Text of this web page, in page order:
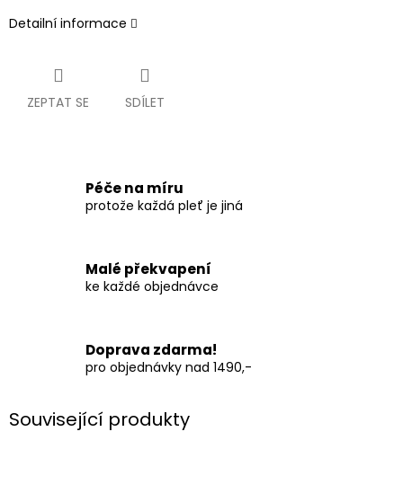
Detailní informace
ZEPTAT SE SDÍLET
Péče na míru
protože každá pleť je jiná
Malé překvapení
ke každé objednávce
Doprava zdarma!
pro objednávky nad 1490,-
Související produkty